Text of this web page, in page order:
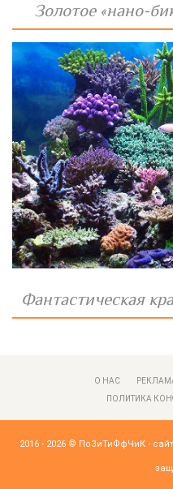
Золотое «нано-
Фантастическая
О НАС
ПОЛИТИКА
2016 - 2026 © ПоЗиТиФфЧиК -